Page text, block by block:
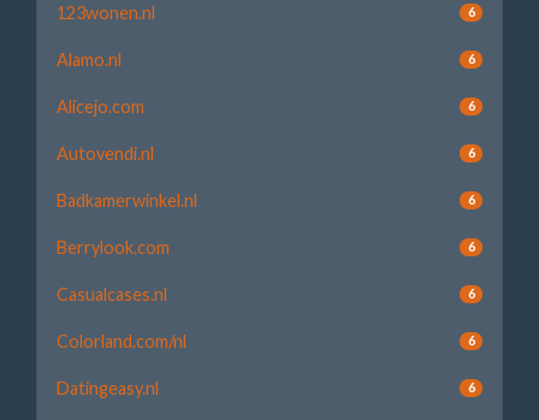
123wonen.nl 6
Alamo.nl 6
Alicejo.com 6
Autovendi.nl 6
Badkamerwinkel.nl 6
Berrylook.com 6
Casualcases.nl 6
Colorland.com/nl 6
Datingeasy.nl 6